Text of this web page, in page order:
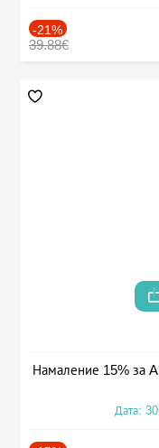
-21%
39.88€
Намаление 15% за
Дата: